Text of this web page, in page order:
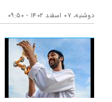
دوشنبه، ۰۷ اسفند ۱۴۰۲ - ۰۹:۵۰